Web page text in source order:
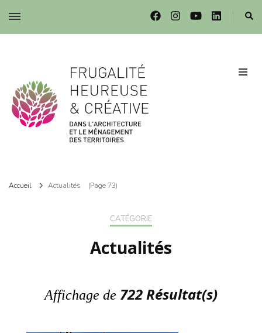
Frugalité dans l'architecture et le ménagement des territoires
Accueil Actualités (Page 73)
CATÉGORIE
Actualités
Affichage de 722 Résultat(s)